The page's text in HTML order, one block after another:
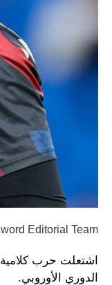
Editorial Team
اشتعلت حرب كلامية
الدوري الأوروبي.